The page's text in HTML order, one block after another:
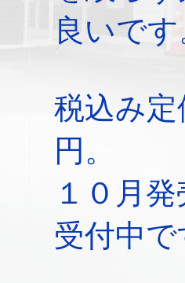
良いで
税込み
円。
１０月
受付中